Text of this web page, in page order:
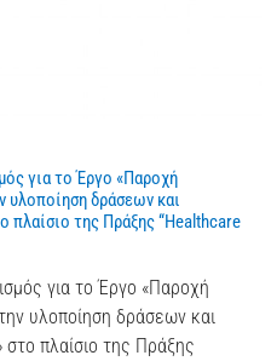
για το Έργο «Παροχή
υλοποίηση δράσεων και
πλαίσιο της Πράξης “Healthcare
για το Έργο «Παροχή
υλοποίηση δράσεων και
πλαίσιο της Πράξης